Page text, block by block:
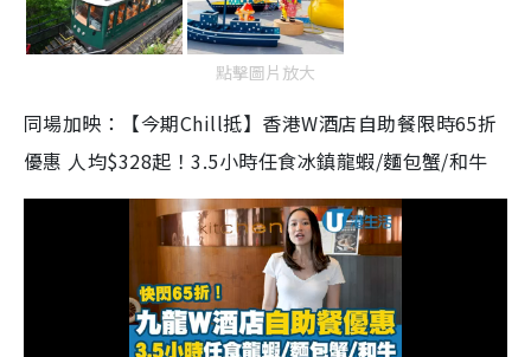
點擊圖片放大
同場加映：【今期Chill抵】香港W酒店自助餐限時65折
優惠 人均$328起！3.5小時任食冰鎮龍蝦/麵包蟹/和牛